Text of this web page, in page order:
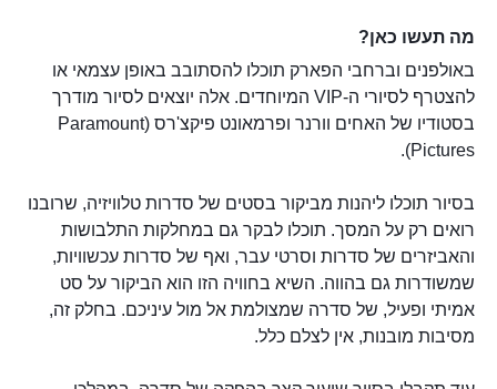
מה תעשו כאן?
באולפנים וברחבי הפארק תוכלו להסתובב באופן עצמאי או
להצטרף לסיורי ה-VIP המיוחדים. אלה יוצאים לסיור מודרך
בסטודיו של האחים וורנר ופרמאונט פיקצ'רס (Paramount
Pictures).
בסיור תוכלו ליהנות מביקור בסטים של סדרות טלוויזיה, שרובנו
רואים רק על המסך. תוכלו לבקר גם במחלקות התלבושות
והאביזרים של סדרות וסרטי עבר, ואף של סדרות עכשוויות,
שמשודרות גם בהווה. השיא בחוויה הזו הוא הביקור על סט
אמיתי ופעיל, של סדרה שמצולמת אל מול עיניכם. בחלק זה,
מסיבות מובנות, אין לצלם כלל.